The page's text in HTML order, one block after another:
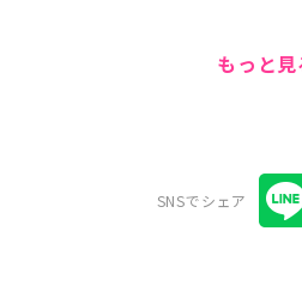
もっと見
SNSでシェア